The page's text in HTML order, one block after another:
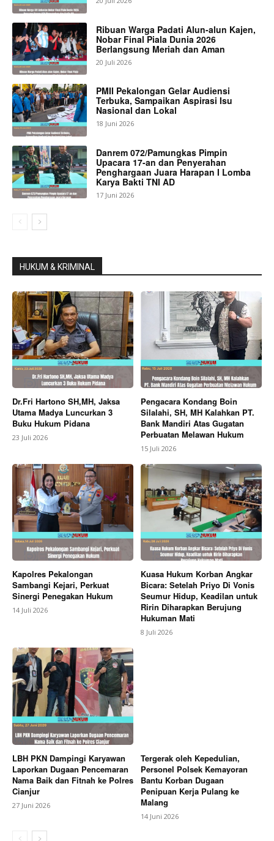
Ribuan Warga Padati Alun-alun Kajen,
Nobar Final Piala Dunia 2026
Berlangsung Meriah dan Aman
20 Juli 2026
PMII Pekalongan Gelar Audiensi
Terbuka, Sampaikan Aspirasi Isu
Nasional dan Lokal
18 Juni 2026
Danrem 072/Pamungkas Pimpin
Upacara 17-an dan Penyerahan
Penghargaan Juara Harapan I Lomba
Karya Bakti TNI AD
17 Juni 2026
HUKUM & KRIMINAL
Dr.Fri Hartono SH,MH, Jaksa
Utama Madya Luncurkan 3
Buku Hukum Pidana
23 Juli 2026
Pengacara Kondang Boin
Silalahi, SH, MH Kalahkan PT.
Bank Mandiri Atas Gugatan
Perbuatan Melawan Hukum
15 Juli 2026
Kapolres Pekalongan
Sambangi Kejari, Perkuat
Sinergi Penegakan Hukum
14 Juli 2026
Kuasa Hukum Korban Angkar
Bicara: Setelah Priyo Di Vonis
Seumur Hidup, Keadilan untuk
Ririn Diharapkan Berujung
Hukuman Mati
8 Juli 2026
LBH PKN Dampingi Karyawan
Laporkan Dugaan Pencemaran
Nama Baik dan Fitnah ke Polres
Cianjur
27 Juni 2026
Tergerak oleh Kepedulian,
Personel Polsek Kemayoran
Bantu Korban Dugaan
Penipuan Kerja Pulang ke
Malang
14 Juni 2026